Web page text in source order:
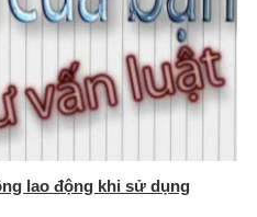
lao động khi sử dụng